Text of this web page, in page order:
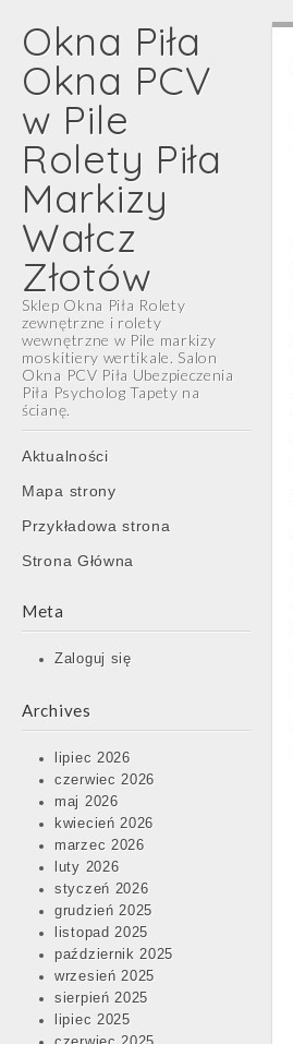
Okna Piła
Okna PCV
w Pile
Rolety Piła
Markizy
Wałcz
Złotów
Sklep Okna Piła Rolety
zewnętrzne i rolety
wewnętrzne w Pile markizy
moskitiery wertikale. Salon
Okna PCV Piła Ubezpieczenia
Piła Psycholog Tapety na
ścianę.
Main
menu
Skip
content
Aktualności
Mapa strony
Przykładowa strona
Strona Główna
Meta
Zaloguj się
Archives
lipiec 2026
czerwiec 2026
maj 2026
kwiecień 2026
marzec 2026
luty 2026
styczeń 2026
grudzień 2025
listopad 2025
październik 2025
wrzesień 2025
sierpień 2025
lipiec 2025